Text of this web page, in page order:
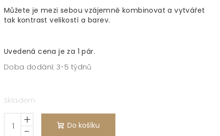
Můžete je mezi sebou vzájemně kombinovat a vytvářet
tak kontrast velikostí a barev.
Uvedená cena je za 1 pár.
Doba dodání: 3-5 týdnů
Skladem
+
− Do košíku